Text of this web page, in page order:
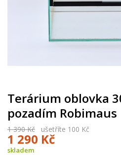
Terárium oblovka
pozadím Robimaus
1 390 Kč ušetříte 100 Kč
1 290 Kč
skladem